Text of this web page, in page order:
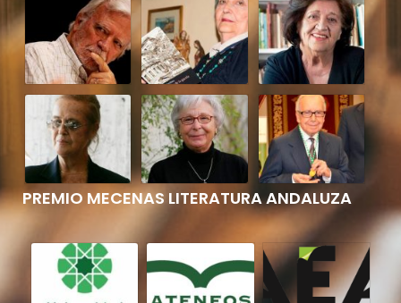
PREMIO MECENAS LITERATURA ANDALUZA